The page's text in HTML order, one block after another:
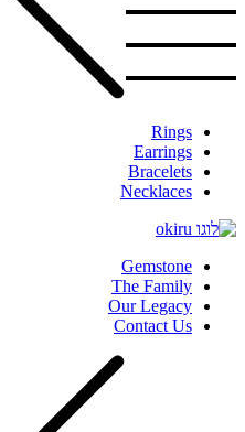
Rings
Earrings
Bracelets
Necklaces
Gemstone
The Family
Our Legacy
Contact Us